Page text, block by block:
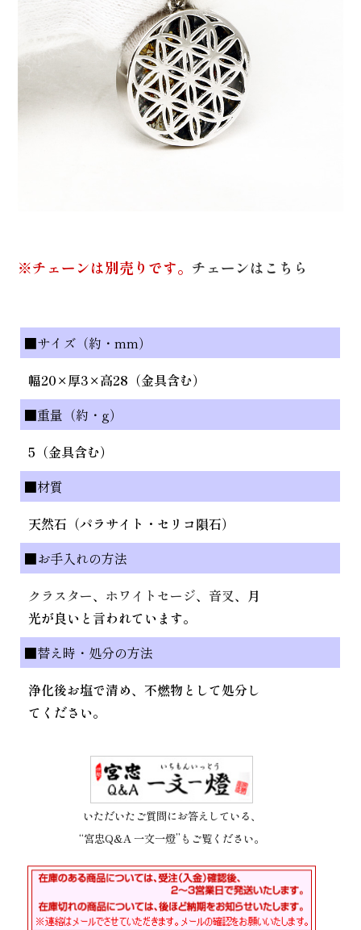
※チェーンは別売りです。 チェーンはこちら
■サイズ（約・mm）
幅20×厚3×高28（金具含む）
■重量（約・g）
5（金具含む）
■材質
天然石（パラサイト・セリコ隕石）
■お手入れの方法
クラスター、 ホワイトセージ、 音叉、月
光が良いと言われています。
■替え時・処分の方法
浄化後お塩で清め、不燃物として処分し
てください。
いただいたご質問にお答えしている、
“宮忠Q&A 一文一燈”もご覧ください。